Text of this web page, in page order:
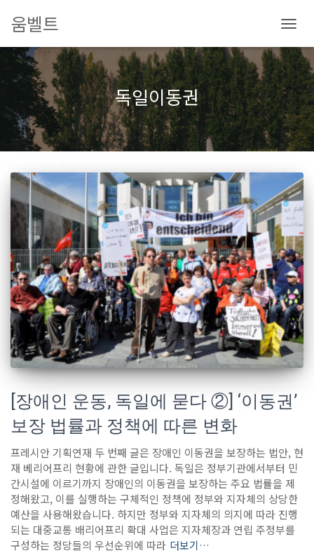
움벨트
비
게
이
션
토
글
독일이동권
[장애인 운동, 독일에 묻다 ②] ‘이동권’
보장 법률과 정책에 따른 변화
프레시안 기획연재 두 번째 글은 장애인 이동권을 보장하는 법안, 현
재 베리어프리 현황에 관한 글입니다. 독일은 정부기관에서부터 민
간시설에 이르기까지 장애인의 이동권을 보장하는 주요 법률을 제
정해왔고, 이를 실행하는 구체적인 정책에 정부와 지자체의 상당한
예산을 사용해왔습니다. 하지만 정부와 지자체의 의지에 따라 진행
되는 대중교통 배리어프리 확대 사업은 지자체장과 연립 주정부를
구성하는 정당들의 우선순위에 따라 더보기…